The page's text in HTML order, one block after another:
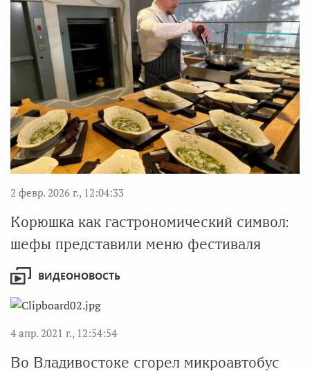
2 февр. 2026 г., 12:04:33
Корюшка как гастрономический символ:
шефы представили меню фестиваля
ВИДЕОНОВОСТЬ
4 апр. 2021 г., 12:54:54
Во Владивостоке сгорел микроавтобус